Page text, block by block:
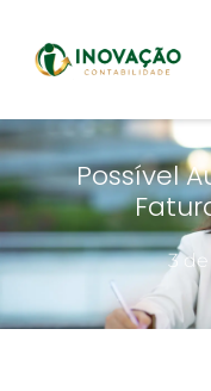
Possível
3